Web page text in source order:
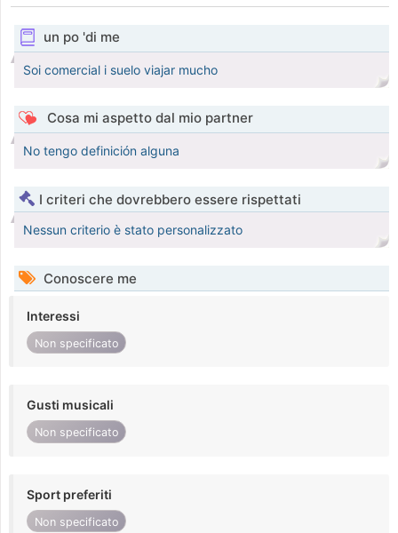
un po 'di me
Soi comercial i suelo viajar mucho
Cosa mi aspetto dal mio partner
No tengo definición alguna
I criteri che dovrebbero essere rispettati
Nessun criterio è stato personalizzato
Conoscere me
Interessi
Non specificato
Gusti musicali
Non specificato
Sport preferiti
Non specificato